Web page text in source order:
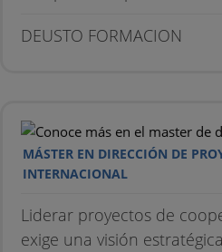
DEUSTO FORMACION
MÁSTER EN DIRECCIÓN DE
INTERNACIONAL
Liderar proyectos de
exige una visión